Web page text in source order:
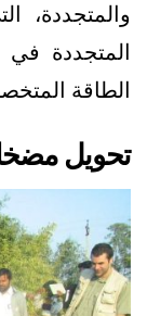
المتجددة
الطاقة
تحويل